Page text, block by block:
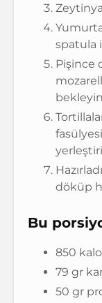
spatula
Pişince
döküp
Bu
850
79 gr
50 gr